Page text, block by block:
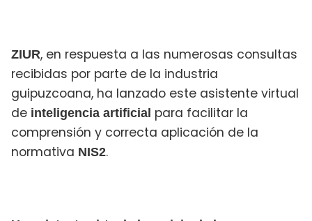
ZIUR, en respuesta a las numerosas consultas
recibidas por parte de la industria
guipuzcoana, ha lanzado este asistente virtual
de inteligencia artificial para facilitar la
comprensión y correcta aplicación de la
normativa NIS2.